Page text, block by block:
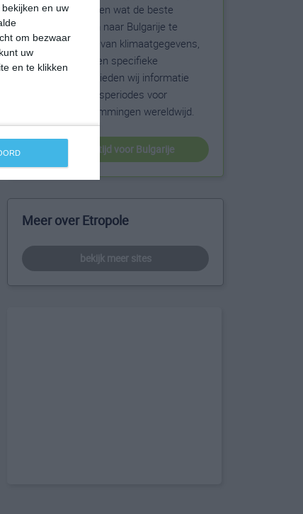
en uw
om bezwaar
uw
en te klikken
reizen. Wil je weten wat de beste
maanden zijn om naar Bulgarije te
reizen? Op basis van klimaatgegevens,
weersextremen en specifieke
weerinformatie bieden wij informatie
over de beste reisperiodes voor
duizenden bestemmingen wereldwijd.
beste reistijd voor Bulgarije
Meer over Etropole
bekijk meer sites